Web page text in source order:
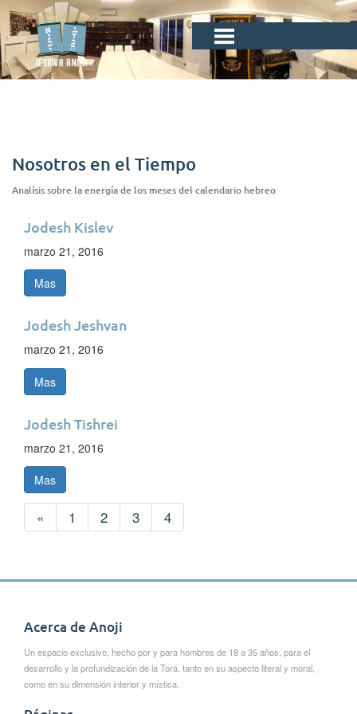
Nosotros en el Tiempo
Analísis sobre la energía de los meses del calendario hebreo
Jodesh Kislev
marzo 21, 2016
Mas
Jodesh Jeshvan
marzo 21, 2016
Mas
Jodesh Tishrei
marzo 21, 2016
Mas
« 1 2 3 4
Acerca de Anoji
Un espacio exclusivo, hecho por y para hombres de 18 a 35 años, para el
desarrollo y la profundización de la Torá, tanto en su aspecto literal y moral,
como en su dimensión interior y mística.